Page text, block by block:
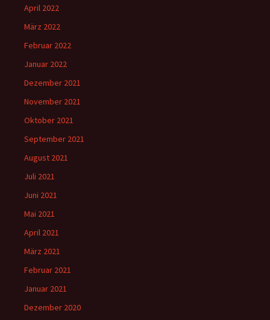
April 2022
März 2022
Februar 2022
Januar 2022
Dezember 2021
November 2021
Oktober 2021
September 2021
August 2021
Juli 2021
Juni 2021
Mai 2021
April 2021
März 2021
Februar 2021
Januar 2021
Dezember 2020